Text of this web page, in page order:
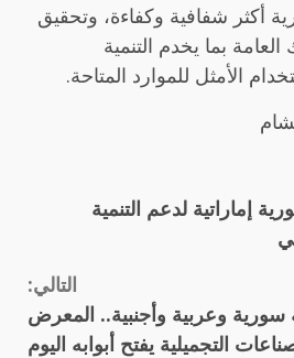
أكثر شفافية وكفاءة، وتحقيق
بما يخدم التنمية
الأمثل للموارد المتاحة.
إماراتية لدعم التنمية
التالي:
195 شركة سورية وعربية وأجنبية.. المعرض
التجميلية يفتح أبوابه اليوم